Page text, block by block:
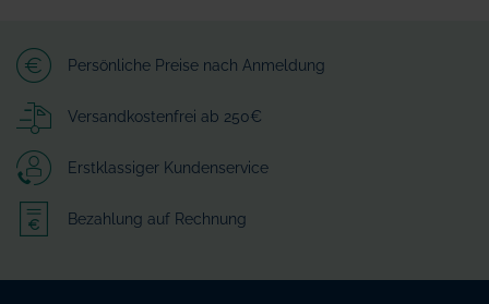
Persönliche Preise nach Anmeldung
Versandkostenfrei ab 250€
Erstklassiger Kundenservice
Bezahlung auf Rechnung